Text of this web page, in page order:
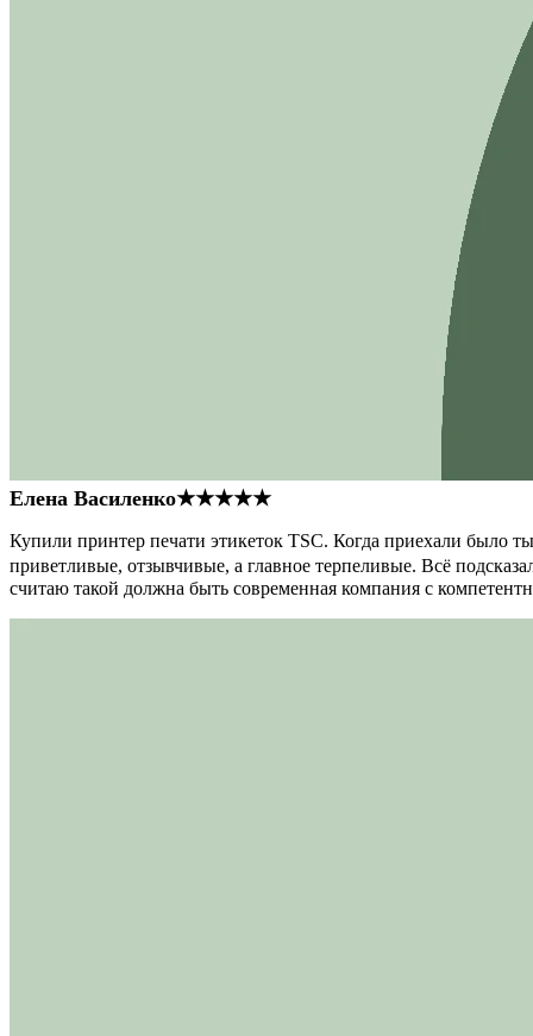
Елена Василенко★★★★★
Купили принтер печати этикеток TSC. Когда приехали было
приветливые, отзывчивые, а главное терпеливые. Всё
считаю такой должна быть современная компания с